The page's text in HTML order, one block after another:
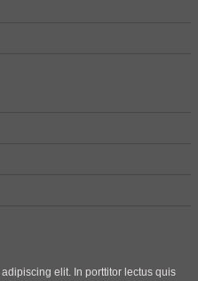
elit. In porttitor lectus quis